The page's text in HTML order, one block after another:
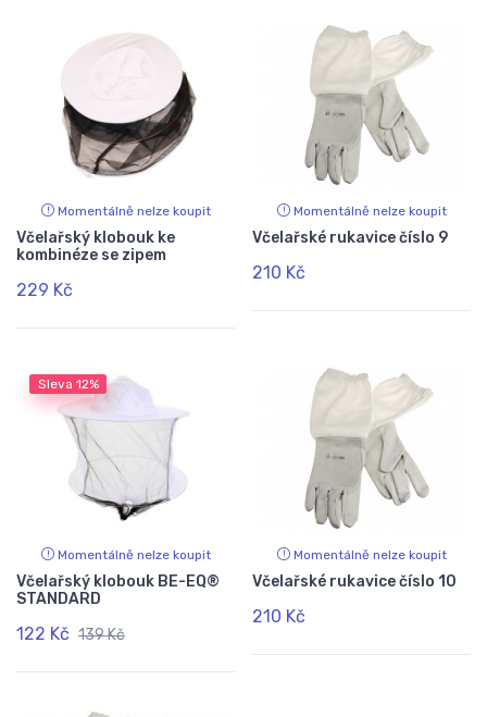
Momentálně nelze koupit
Včelařský klobouk ke
kombinéze se zipem
229 Kč
Momentálně nelze koupit
Včelařské rukavice číslo 9
210 Kč
Sleva 12%
Momentálně nelze koupit
Včelařský klobouk BE-EQ®
STANDARD
122 Kč 139 Kč
Momentálně nelze koupit
Včelařské rukavice číslo 10
210 Kč